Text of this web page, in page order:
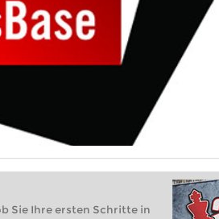
Sie Ihre ersten Schritte in